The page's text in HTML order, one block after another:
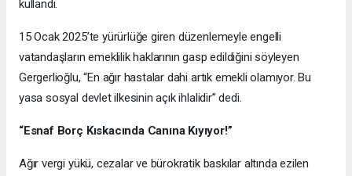
kullandı.
15 Ocak 2025’te yürürlüğe giren düzenlemeyle engelli
vatandaşların emeklilik haklarının gasp edildiğini söyleyen
Gergerlioğlu, “En ağır hastalar dahi artık emekli olamıyor. Bu
yasa sosyal devlet ilkesinin açık ihlalidir” dedi.
“Esnaf Borç Kıskacında Canına Kıyıyor!”
Ağır vergi yükü, cezalar ve bürokratik baskılar altında ezilen